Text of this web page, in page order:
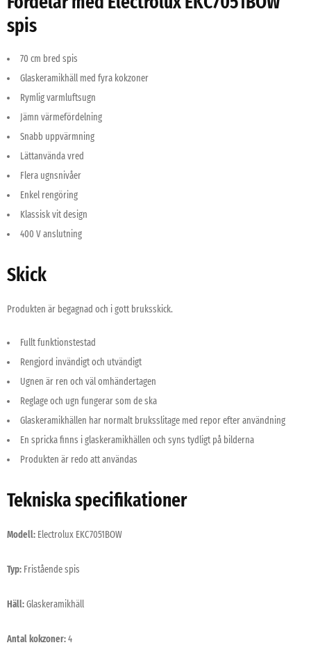
spis
70 cm bred spis
Glaskeramikhäll med fyra kokzoner
Rymlig varmluftsugn
Jämn värmefördelning
Snabb uppvärmning
Lättanvända vred
Flera ugnsnivåer
Enkel rengöring
Klassisk vit design
400 V anslutning
Skick
Produkten är begagnad och i gott bruksskick.
Fullt funktionstestad
Rengjord invändigt och utvändigt
Ugnen är ren och väl omhändertagen
Reglage och ugn fungerar som de ska
Glaskeramikhällen har normalt bruksslitage med repor efter användning
En spricka finns i glaskeramikhällen och syns tydligt på bilderna
Produkten är redo att användas
Tekniska specifikationer
Modell: Electrolux EKC7051BOW
Typ: Fristående spis
Häll:Glaskeramikhäll
Antal kokzoner:4